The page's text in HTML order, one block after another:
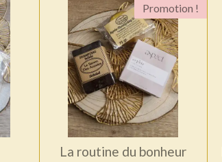
Promotion !
La routine du bonheur